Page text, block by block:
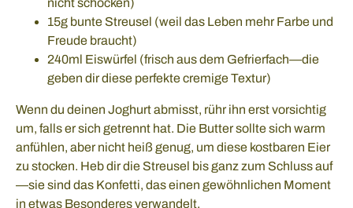
nicht schocken)
15g bunte Streusel (weil das Leben mehr Farbe und
Freude braucht)
240ml Eiswürfel (frisch aus dem Gefrierfach—die
geben dir diese perfekte cremige Textur)
Wenn du deinen Joghurt abmisst, rühr ihn erst vorsichtig
um, falls er sich getrennt hat. Die Butter sollte sich warm
anfühlen, aber nicht heiß genug, um diese kostbaren Eier
zu stocken. Heb dir die Streusel bis ganz zum Schluss auf
—sie sind das Konfetti, das einen gewöhnlichen Moment
in etwas Besonderes verwandelt.